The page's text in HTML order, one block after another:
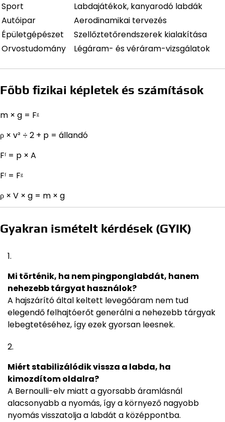
Sport
Labdajátékok, kanyarodó labdák
Autóipar
Aerodinamikai tervezés
Épületgépészet
Szellőztetőrendszerek kialakítása
Orvostudomány
Légáram- és véráram-vizsgálatok
Főbb fizikai képletek és számítások
m × g = Fᵍ
ρ × v² ÷ 2 + p = állandó
Fᶠ = p × A
Fᶠ = Fᵍ
ρ × V × g = m × g
Gyakran ismételt kérdések (GYIK)
Mi történik, ha nem pingponglabdát, hanem
nehezebb tárgyat használok?
A hajszárító által keltett levegőáram nem tud
elegendő felhajtóerőt generálni a nehezebb tárgyak
lebegtetéséhez, így ezek gyorsan leesnek.
Miért stabilizálódik vissza a labda, ha
kimozdítom oldalra?
A Bernoulli-elv miatt a gyorsabb áramlásnál
alacsonyabb a nyomás, így a környező nagyobb
nyomás visszatolja a labdát a középpontba.